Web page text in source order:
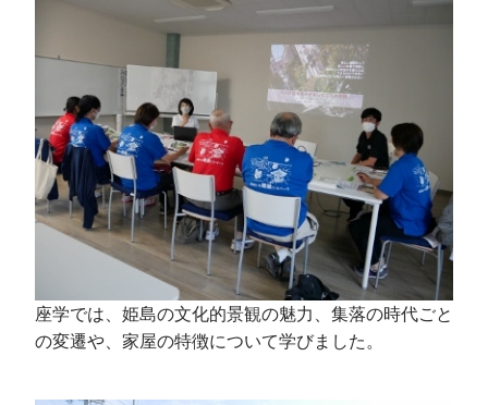
座学では、姫島の文化的景観の魅力、集落の時代ごと
の変遷や、家屋の特徴について学びました。